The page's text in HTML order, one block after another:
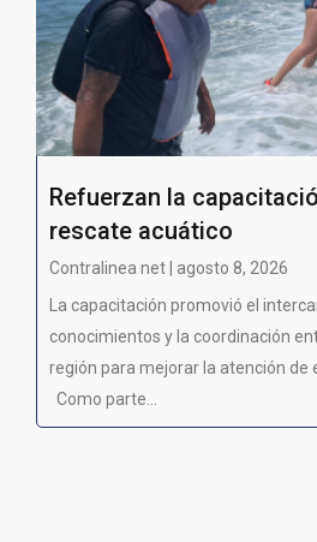
Refuerzan la
rescate acuático
Contralinea net | agosto 8, 2026
La capacitación promovió el
conocimientos y la coordinación
región para mejorar la atención de
Como parte...